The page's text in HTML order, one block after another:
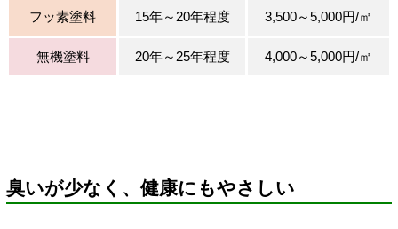
フッ素塗料 15年～20年程度 3,500～5,000円/㎡
無機塗料 20年～25年程度 4,000～5,000円/㎡
臭いが少なく、健康にもやさしい